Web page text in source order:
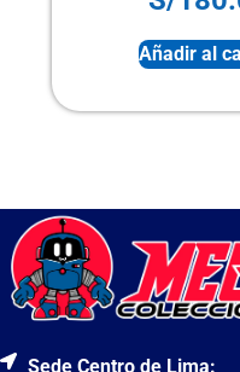
Sede Centro de Lima: